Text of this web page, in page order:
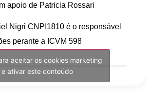
apoio de Patricia Rossari
Nigri CNPI1810 é o responsável
perante a ICVM 598
aceitar os cookies marketing
e ativar este conteúdo